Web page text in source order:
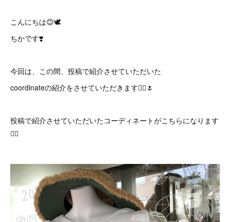
こんにちは😊🕊
ちかです❣️
今回は、この間、投稿で紹介させていただいた
coordinateの紹介をさせていただきます🙇‍♀️🌷
投稿で紹介させていただいたコーディネートがこちらになります
💁‍♀️